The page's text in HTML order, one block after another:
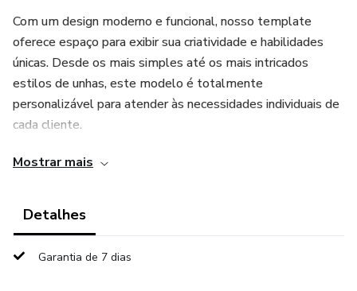
Com um design moderno e funcional, nosso template
oferece espaço para exibir sua criatividade e habilidades
únicas. Desde os mais simples até os mais intricados
estilos de unhas, este modelo é totalmente
personalizável para atender às necessidades individuais de
cada cliente.
Destaque-se da concorrência com imagens de alta
até mesmo depoimentos de clientes satisfeitos. Além
para se adequar à identidade visual exclusiva do seu
Mostrar mais
Detalhes
Garantia de 7 dias